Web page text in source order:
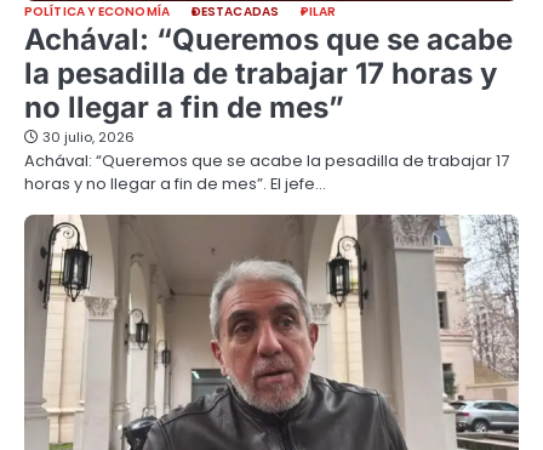
POLÍTICA Y ECONOMÍA DESTACADAS PILAR
Achával: “Queremos que se acabe
la pesadilla de trabajar 17 horas y
no llegar a fin de mes”
30 julio, 2026
Achával: “Queremos que se acabe la pesadilla de trabajar 17
horas y no llegar a fin de mes”. El jefe…